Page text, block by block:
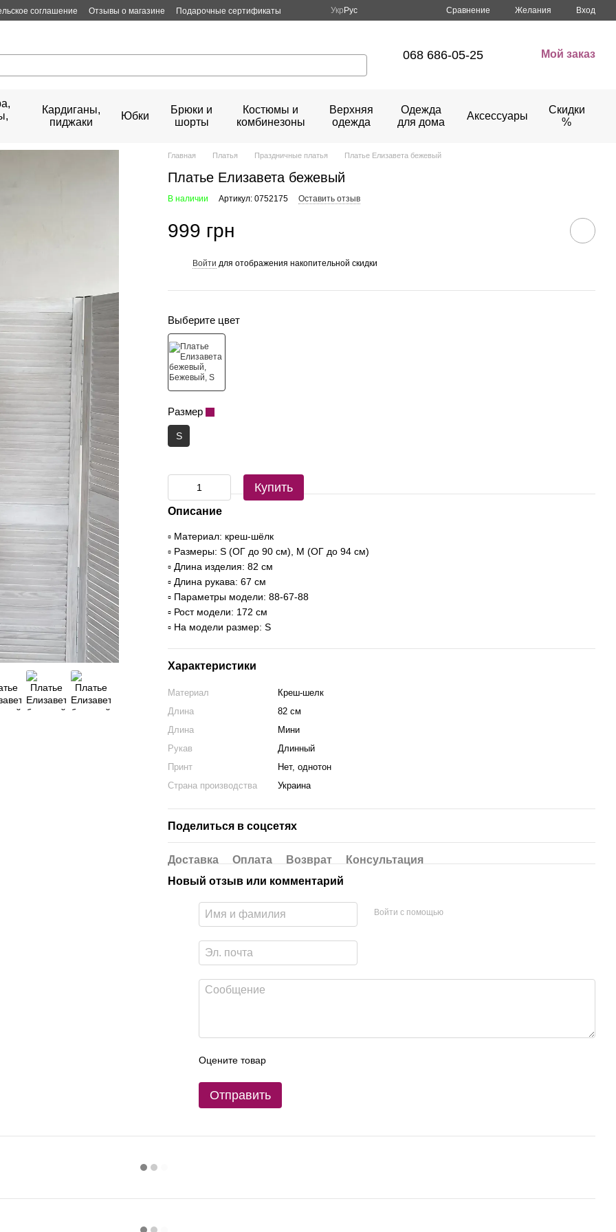
соглашение Отзывы о магазине Подарочные сертификаты Укр Рус Сравнение Желания Вход
068 686-05-25 Мой заказ
Кардиганы,
пиджаки
Юбки
Брюки и
шорты
Костюмы и
комбинезоны
Верхняя
одежда
Одежда
для дома
Аксессуары
Скидки
%
Главная Платья Праздничные платья Платье Елизавета бежевый
Платье Елизавета бежевый
В наличии Артикул: 0752175 Оставить отзыв
999 грн
Войти для отображения накопительной скидки
Выберите цвет
Размер
S
Купить
Описание
▫️ Материал: креш-шёлк
▫️ Размеры: S (ОГ до 90 см), M (ОГ до 94 см)
▫️ Длина изделия: 82 см
▫️ Длина рукава: 67 см
▫️ Параметры модели: 88-67-88
▫️ Рост модели: 172 см
▫️ На модели размер: S
Характеристики
Материал
Креш-шелк
Длина
82 см
Длина
Мини
Рукав
Длинный
Принт
Нет, однотон
Страна производства
Украина
Поделиться в соцсетях
Доставка Оплата Возврат
Консультация
Новый отзыв или комментарий
Войти с помощью
Оцените товар
Отправить